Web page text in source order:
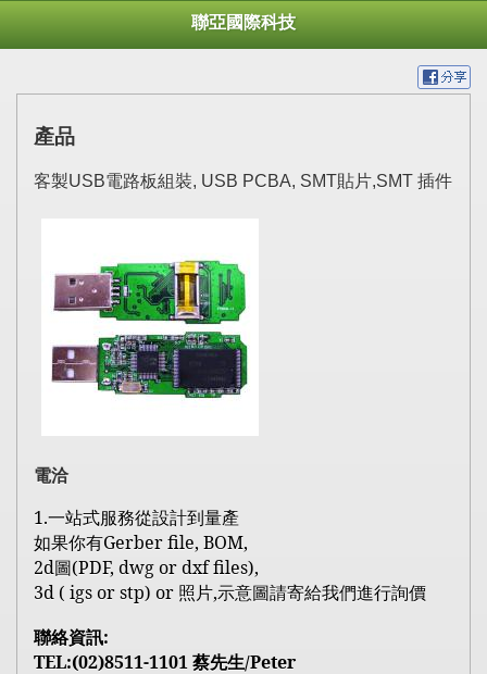
聯亞國際科技
產品
客製USB電路板組裝, USB PCBA, SMT貼片,SMT 插件
電洽
1.一站式服務從設計到量產
如果你有Gerber file, BOM,
2d圖(PDF, dwg or dxf files),
3d ( igs or stp) or 照片,示意圖請寄給我們進行詢價
聯絡資訊:
TEL:(02)8511-1101 蔡先生/Peter